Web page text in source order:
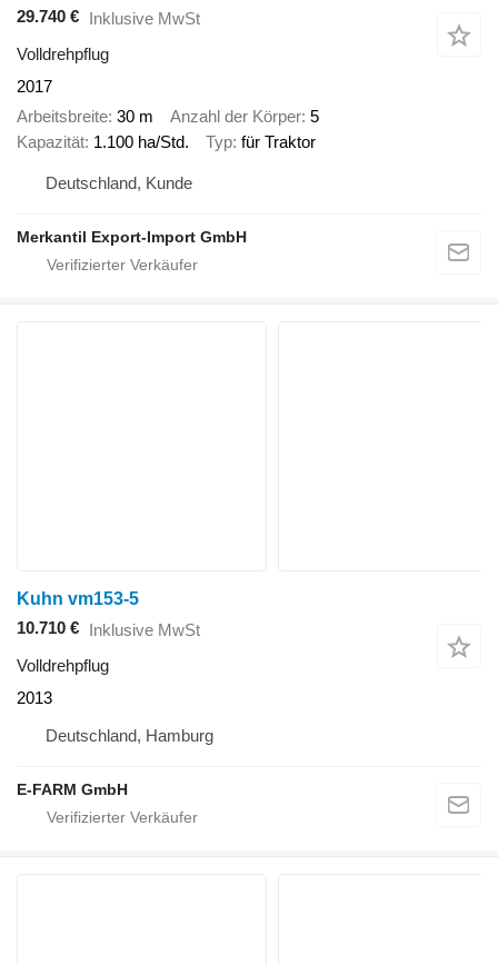
29.740 € Inklusive MwSt
Volldrehpflug
2017
Arbeitsbreite 30 m Anzahl der Körper 5
Kapazität 1.100 ha/Std. Typ für Traktor
Deutschland, Kunde
Merkantil Export-Import GmbH
Kuhn vm153-5
10.710 € Inklusive MwSt
Volldrehpflug
2013
Deutschland, Hamburg
E-FARM GmbH